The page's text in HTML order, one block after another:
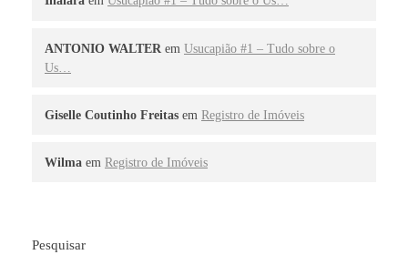
ANTONIO WALTER em Usucapião #1 – Tudo sobre o
Us…
Giselle Coutinho Freitas em Registro de Imóveis
Wilma em Registro de Imóveis
Pesquisar